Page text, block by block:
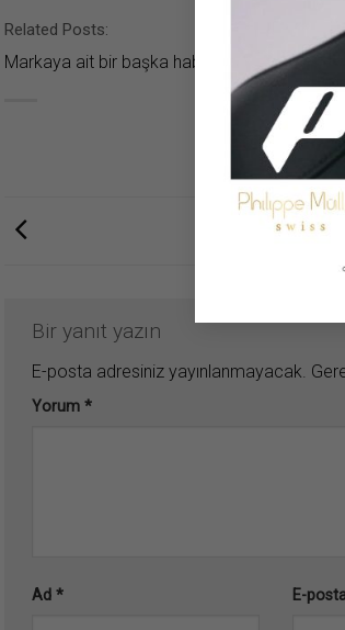
Related Posts:
Markaya ait bir başka haber bulunamadı
Bir yanıt yazın
E-posta adresiniz yayınlanmayacak.
Yorum *
Ad * E-